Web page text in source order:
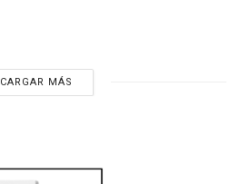
CARGAR MÁS